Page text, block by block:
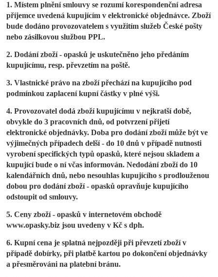
1. Místem plnění smlouvy se rozumí korespondenční adresa
příjemce uvedená kupujícím v elektronické objednávce. Zboží
bude dodáno provozovatelem s využitím služeb České pošty
nebo zásilkovou službou PPL.
2. Dodání zboží - opasků je uskutečněno jeho předáním
kupujícímu, resp. převzetím na poště.
3. Vlastnické právo na zboží přechází na kupujícího pod
podmínkou zaplacení kupní částky v plné výši.
4. Provozovatel dodá zboží kupujícímu v nejkratší době,
obvykle do 3 pracovních dnů, od potvrzení přijetí
elektronické objednávky. Doba pro dodání zboží může být ve
výjimečných případech delší - do 10 dnů v případě nutnosti
vyrobení specifických typů opasků, které nejsou skladem a
kupující bude o ní včas informován. Nedodání zboží do 10
kalendářních dnů, nebo nesouhlas kupujícího s prodlouženou
dobou pro dodání zboží - opasků opravňuje kupujícího
odstoupit od smlouvy.
5. Ceny zboží - opasků v internetovém obchodě
www.opasky.biz jsou uvedeny v Kč s dph.
6. Kupní cena je splatná nejpozději při převzetí zboží v
případě dobírky, při platbě kartou po dokončení objednávky
a přesměrováni na platební bránu.